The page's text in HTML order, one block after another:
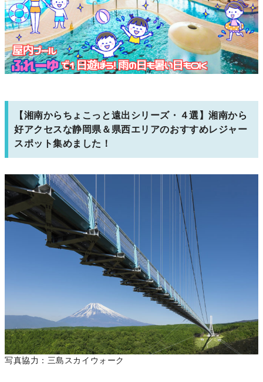
【湘南からちょこっと遠出シリーズ・４選】湘南から
好アクセスな静岡県＆県西エリアのおすすめレジャー
スポット集めました！
写真協力：三島スカイウォーク